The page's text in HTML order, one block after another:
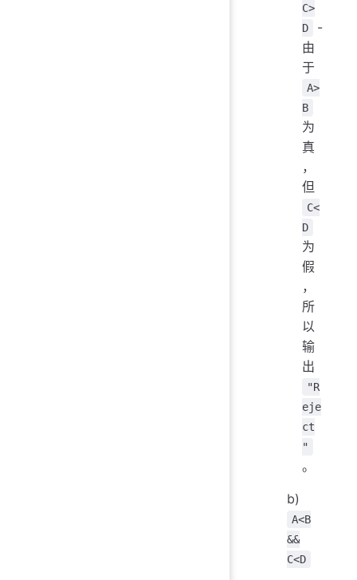
C>
D
-
由
于
A>
B
为
真
，
但
C<
D
为
假
，
所
以
输
出
"R
eje
ct
"
。
b)
A<B
&&
C<D